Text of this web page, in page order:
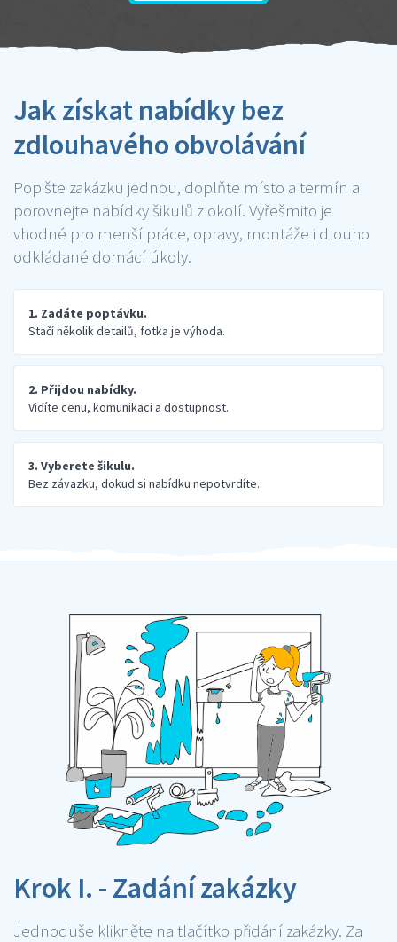
Jak získat nabídky bez
zdlouhavého obvolávání
Popište zakázku jednou, doplňte místo a termín a
porovnejte nabídky šikulů z okolí. Vyřešmito je
vhodné pro menší práce, opravy, montáže i dlouho
odkládané domácí úkoly.
1. Zadáte poptávku.
Stačí několik detailů, fotka je výhoda.
2. Přijdou nabídky.
Vidíte cenu, komunikaci a dostupnost.
3. Vyberete šikulu.
Bez závazku, dokud si nabídku nepotvrdíte.
Krok I. - Zadání zakázky
Jednoduše klikněte na tlačítko přidání zakázky. Za